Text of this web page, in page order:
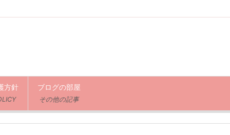
方針 ブログの部屋
その他の記事